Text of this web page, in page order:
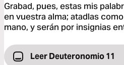
Grabad, pues, estas mis
en vuestra alma; atadlas
mano, y serán por insignias
Leer Deuteronomio 11